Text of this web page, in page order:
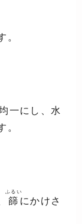
一にし、水
篩
ふるい
にかけさ